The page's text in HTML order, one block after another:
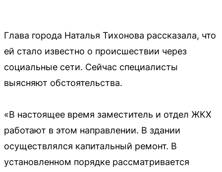
Глава города Наталья Тихонова рассказала, что
ей стало известно о происшествии через
социальные сети. Сейчас специалисты
выясняют обстоятельства.
«В настоящее время заместитель и отдел ЖКХ
работают в этом направлении. В здании
осуществлялся капитальный ремонт. В
установленном порядке рассматривается